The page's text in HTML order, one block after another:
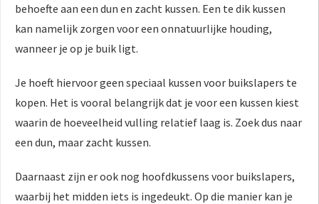
behoefte aan een dun en zacht kussen. Een te dik kussen
kan namelijk zorgen voor een onnatuurlijke houding,
wanneer je op je buik ligt.
Je hoeft hiervoor geen speciaal kussen voor buikslapers te
kopen. Het is vooral belangrijk dat je voor een kussen kiest
waarin de hoeveelheid vulling relatief laag is. Zoek dus naar
een dun, maar zacht kussen.
Daarnaast zijn er ook nog hoofdkussens voor buikslapers,
waarbij het midden iets is ingedeukt. Op die manier kan je